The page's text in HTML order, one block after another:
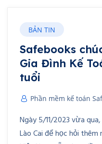
BẢN TIN
Safebooks
Gia Đình Kế
tuổi
Phần mềm kế toán
Ngày 5/11/2023 vừa
Lào Cai để học hỏi